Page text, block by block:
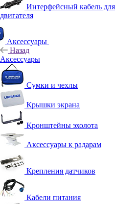
Интерфейсный кабель для
двигателя
Аксессуары
Назад
Аксессуары
Сумки и чехлы
Крышки экрана
Кронштейны эхолота
Аксессуары к радарам
Крепления датчиков
Кабели питания